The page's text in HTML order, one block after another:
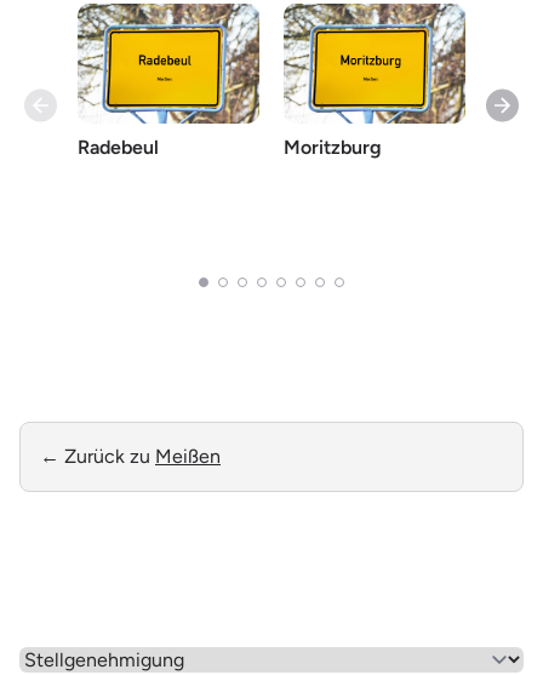
Radebeul Moritzburg
← Zurück zu Meißen
Wähle einen Menüpunkt aus